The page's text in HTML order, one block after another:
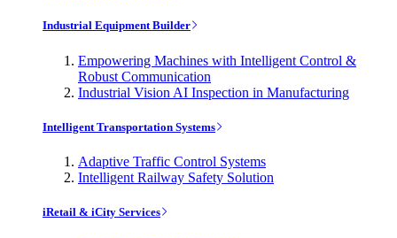
Industrial Equipment Builder
Empowering Machines with Intelligent Control &
Robust Communication
Industrial Vision AI Inspection in Manufacturing
Intelligent Transportation Systems
Adaptive Traffic Control Systems
Intelligent Railway Safety Solution
iRetail & iCity Services